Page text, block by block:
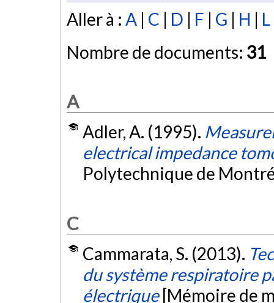
Aller à : A | C | D | F | G | H | L
Nombre de documents: 31
A
Adler, A. (1995).
electrical impedance
Polytechnique de
C
Cammarata, S. (2013).
du système respiratoire
électrique [Mémoire de